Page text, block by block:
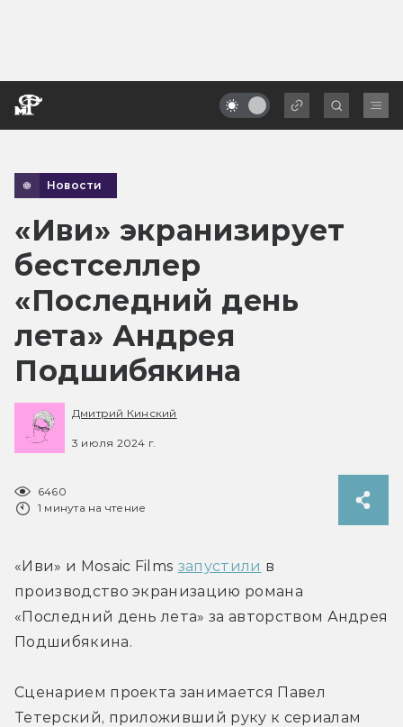
Новости
«Иви» экранизирует
бестселлер
«Последний день
лета» Андрея
Подшибякина
Дмитрий Кинский
3 июля 2024 г.
6460
1 минута на чтение
«Иви» и Mosaic Films запустили в
производство экранизацию романа
«Последний день лета» за авторством Андрея
Подшибякина.
Сценарием проекта занимается Павел
Тетерский, приложивший руку к сериалам